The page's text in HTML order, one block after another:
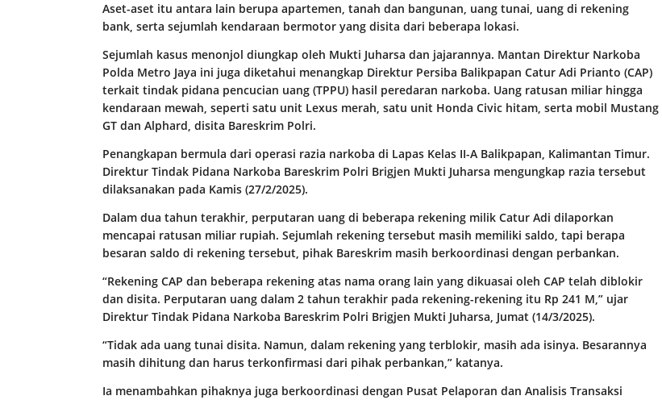
Aset-aset itu antara lain berupa apartemen, tanah dan bangunan, uang tunai, uang di rekening
bank, serta sejumlah kendaraan bermotor yang disita dari beberapa lokasi.
Sejumlah kasus menonjol diungkap oleh Mukti Juharsa dan jajarannya. Mantan Direktur Narkoba
Polda Metro Jaya ini juga diketahui menangkap Direktur Persiba Balikpapan Catur Adi Prianto (CAP)
terkait tindak pidana pencucian uang (TPPU) hasil peredaran narkoba. Uang ratusan miliar hingga
kendaraan mewah, seperti satu unit Lexus merah, satu unit Honda Civic hitam, serta mobil Mustang
GT dan Alphard, disita Bareskrim Polri.
Penangkapan bermula dari operasi razia narkoba di Lapas Kelas II-A Balikpapan, Kalimantan Timur.
Direktur Tindak Pidana Narkoba Bareskrim Polri Brigjen Mukti Juharsa mengungkap razia tersebut
dilaksanakan pada Kamis (27/2/2025).
Dalam dua tahun terakhir, perputaran uang di beberapa rekening milik Catur Adi dilaporkan
mencapai ratusan miliar rupiah. Sejumlah rekening tersebut masih memiliki saldo, tapi berapa
besaran saldo di rekening tersebut, pihak Bareskrim masih berkoordinasi dengan perbankan.
“Rekening CAP dan beberapa rekening atas nama orang lain yang dikuasai oleh CAP telah diblokir
dan disita. Perputaran uang dalam 2 tahun terakhir pada rekening-rekening itu Rp 241 M,” ujar
Direktur Tindak Pidana Narkoba Bareskrim Polri Brigjen Mukti Juharsa, Jumat (14/3/2025).
“Tidak ada uang tunai disita. Namun, dalam rekening yang terblokir, masih ada isinya. Besarannya
masih dihitung dan harus terkonfirmasi dari pihak perbankan,” katanya.
Ia menambahkan pihaknya juga berkoordinasi dengan Pusat Pelaporan dan Analisis Transaksi